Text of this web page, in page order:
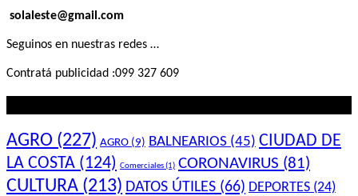
solaleste@gmail.com
Seguinos en nuestras redes …
Contratá publicidad :099 327 609
AGRO (227) AGRO (9) BALNEARIOS (45) CIUDAD DE
LA COSTA (124) Comerciales(1) CORONAVIRUS (81)
CULTURA (213) DATOS ÚTILES (66) DEPORTES (24)